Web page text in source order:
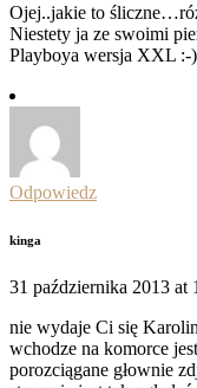
Ojej..jakie to
Niestety ja ze swoimi
Playboya wersja XXL :-
Odpowiedz
kinga
31 października 2013 at
nie wydaje Ci się
wchodze na komorce
porozciągane głownie